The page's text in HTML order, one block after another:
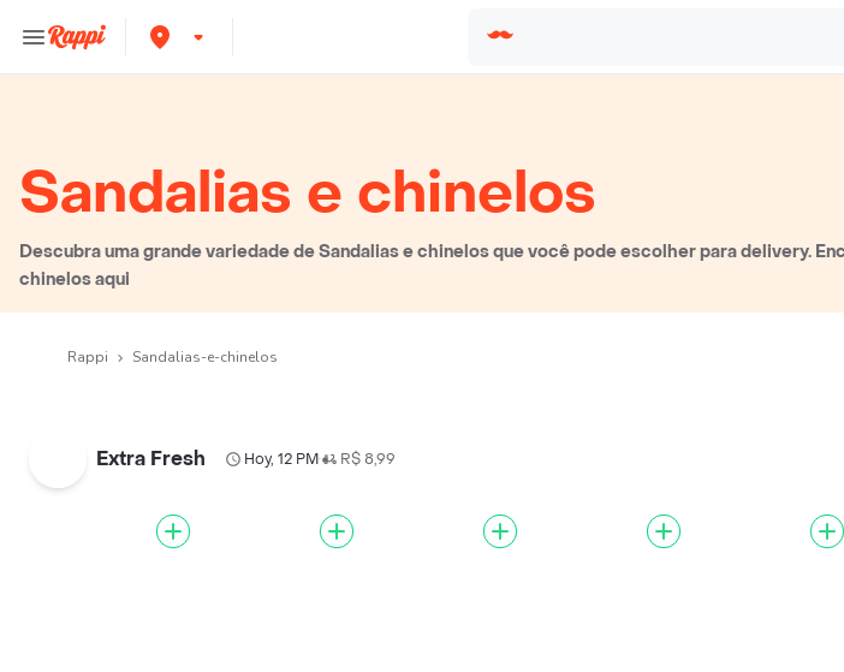
Sandalias e chinelos
Descubra uma grande variedade de Sandalias e chinelos que você pode escolher para delivery.
chinelos aqui
Rappi Sandalias-e-chinelos
Extra Fresh Hoy, 12 PM• R$ 8,99